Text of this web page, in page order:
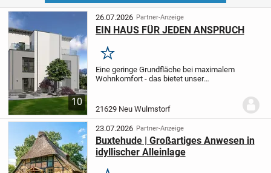
10
26.07.2026 Partner-Anzeige
EIN HAUS FÜR JEDEN ANSPRUCH
Merken
Eine geringe Grundfläche bei maximalem
Wohnkomfort - das bietet unser
dreigeschossige Gebäude mit Pultdach
überzeugt nicht nur...
21629 Neu Wulmstorf
23.07.2026 Partner-Anzeige
Buxtehude | Großartiges Anwesen in
idyllischer Alleinlage